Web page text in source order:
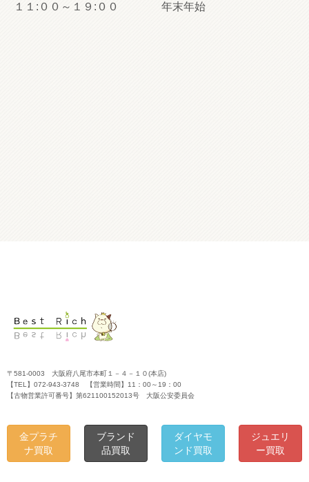
１１:００～１９:００ 年末年始
〒581-0003 大阪府八尾市本町１－４－１０(本店)
【TEL】072-943-3748 【営業時間】11：00～19：00
【古物営業許可番号】第621100152013号 大阪公安委員会
金プラチ
ナ買取
ブランド
品買取
ダイヤモ
ンド買取
ジュエリ
ー買取